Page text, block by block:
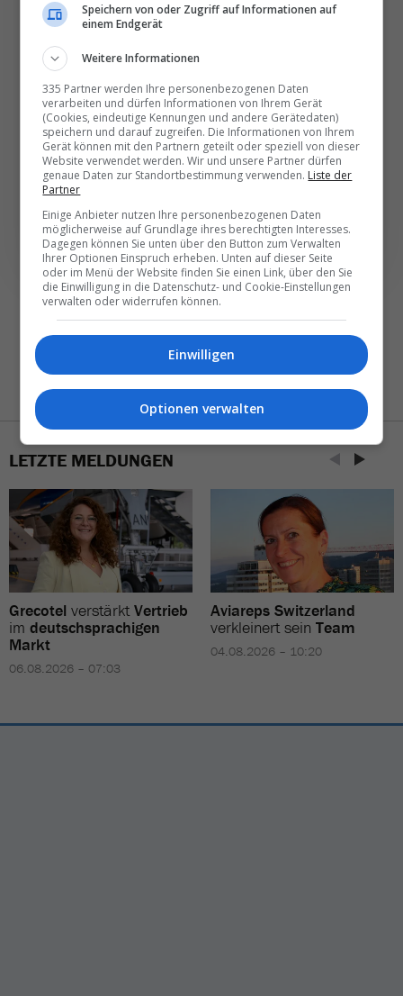
Die wichtigsten und
besten News direkt in
Ihr E‑Mail-Postfach
Täglich oder wöchentlich, mit mehr Insights oder
weniger. Bei Travel­news haben Sie die Wahl.
LETZTE MELDUNGEN
Grecotel verstärkt Vertrieb
im deutschsprachigen
Markt
06.08.2026 – 07:03
Aviareps Switzerland
verkleinert sein Team
04.08.2026 – 10:20
Speichern von oder Zugriff auf Informationen auf
einem Endgerät
Weitere Informationen
335 Partner werden Ihre personenbezogenen Daten
verarbeiten und dürfen Informationen von Ihrem Gerät
(Cookies, eindeutige Kennungen und andere Gerätedaten)
speichern und darauf zugreifen. Die Informationen von Ihrem
Gerät können mit den Partnern geteilt oder speziell von dieser
Website verwendet werden. Wir und unsere Partner dürfen
genaue Daten zur Standortbestimmung verwenden. Liste der
Partner
Einige Anbieter nutzen Ihre personenbezogenen Daten
möglicherweise auf Grundlage ihres berechtigten Interesses.
Dagegen können Sie unten über den Button zum Verwalten
Ihrer Optionen Einspruch erheben. Unten auf dieser Seite
oder im Menü der Website finden Sie einen Link, über den Sie
die Einwilligung in die Datenschutz- und Cookie-Einstellungen
verwalten oder widerrufen können.
Einwilligen
Optionen verwalten